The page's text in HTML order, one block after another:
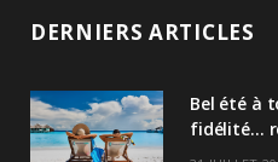
DERNIERS ARTICLES
Bel été à
fidélité…